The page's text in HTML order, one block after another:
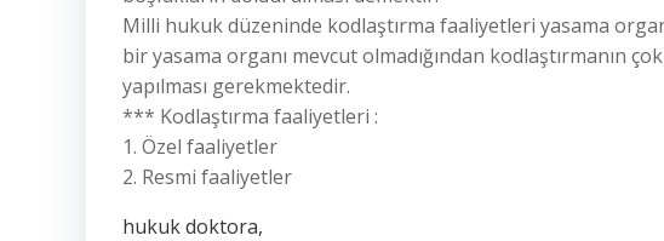
Milli hukuk düzeninde kodlaştırma faaliyetleri yasama
bir yasama organı mevcut olmadığından kodlaştırmanın
yapılması gerekmektedir.
*** Kodlaştırma faaliyetleri :
1. Özel faaliyetler
2. Resmi faaliyetler
hukuk doktora,